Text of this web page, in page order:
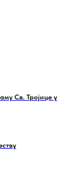
Св. Тројице у